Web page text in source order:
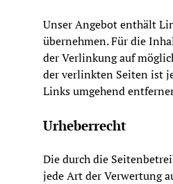
Unser Angebot enthält
übernehmen. Für die
der Verlinkung auf
der verlinkten Seiten ist
Links umgehend
Urheberrecht
Die durch die
jede Art der Verwertung